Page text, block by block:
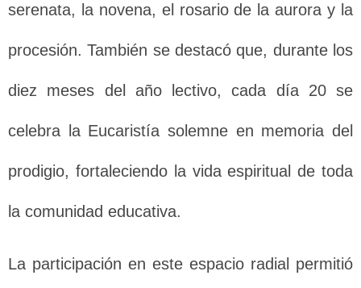
serenata, la novena, el rosario de la aurora y la
procesión. También se destacó que, durante los
diez meses del año lectivo, cada día 20 se
celebra la Eucaristía solemne en memoria del
prodigio, fortaleciendo la vida espiritual de toda
la comunidad educativa.
La participación en este espacio radial permitió